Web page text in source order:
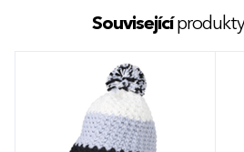
Související